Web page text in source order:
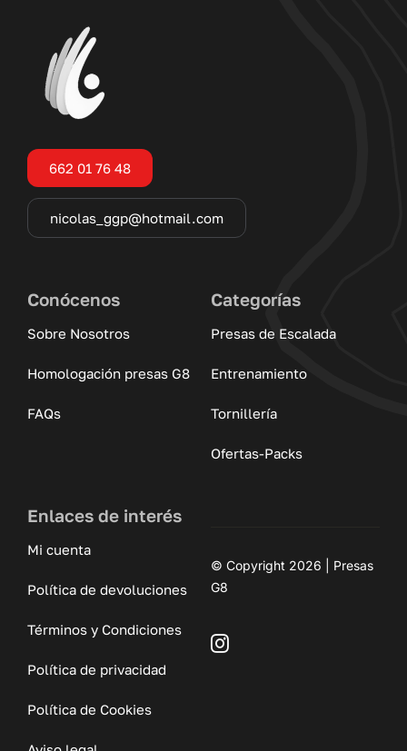
662 01 76 48
nicolas_ggp@hotmail.com
Conócenos
Sobre Nosotros
Homologación presas G8
FAQs
Categorías
Presas de Escalada
Entrenamiento
Tornillería
Ofertas-Packs
Enlaces de interés
Mi cuenta
Política de devoluciones
Términos y Condiciones
Política de privacidad
Política de Cookies
© Copyright 2026 | Presas
G8